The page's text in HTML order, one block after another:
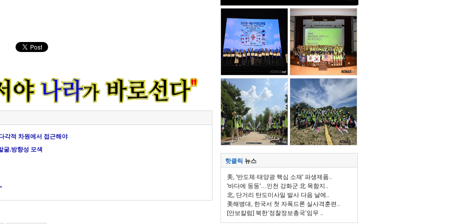
각적 차원에서 접근해야
굴.방향성 모색
핫클릭 뉴스
美, '반도체·태양광 핵심 소재' 파생제품..
'바다에 둥둥'…인천 강화군 北 목함지..
北, 단거리 탄도미사일 발사 다음 날에..
美해병대, 한국서 첫 자폭드론 실사격훈련..
[안보칼럼] 북한‘정찰정보총국’임무 ..